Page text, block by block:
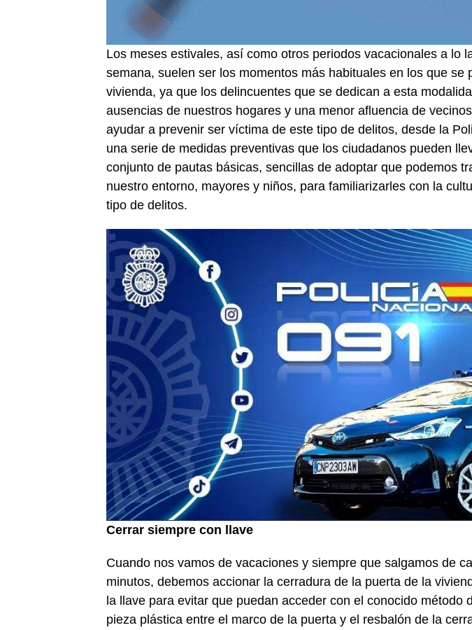
Los meses estivales, así como otros periodos vacacionales a lo
semana, suelen ser los momentos más habituales en los que se
vivienda, ya que los delincuentes que se dedican a esta
ausencias de nuestros hogares y una menor afluencia de
ayudar a prevenir ser víctima de este tipo de delitos, desde la
una serie de medidas preventivas que los ciudadanos pueden
conjunto de pautas básicas, sencillas de adoptar que podemos
nuestro entorno, mayores y niños, para familiarizarles con la
tipo de delitos.
Cerrar siempre con llave
Cuando nos vamos de vacaciones y siempre que salgamos de
minutos, debemos accionar la cerradura de la puerta de la
la llave para evitar que puedan acceder con el conocido método
pieza plástica entre el marco de la puerta y el resbalón de la